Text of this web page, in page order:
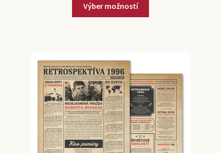
Výber možností